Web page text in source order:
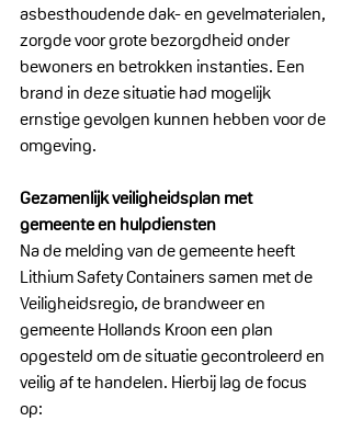
asbesthoudende dak- en gevelmaterialen,
zorgde voor grote bezorgdheid onder
bewoners en betrokken instanties. Een
brand in deze situatie had mogelijk
ernstige gevolgen kunnen hebben voor de
omgeving.
Gezamenlijk veiligheidsplan met
gemeente en hulpdiensten
Na de melding van de gemeente heeft
Lithium Safety Containers samen met de
Veiligheidsregio, de brandweer en
gemeente Hollands Kroon een plan
opgesteld om de situatie gecontroleerd en
veilig af te handelen. Hierbij lag de focus
op: